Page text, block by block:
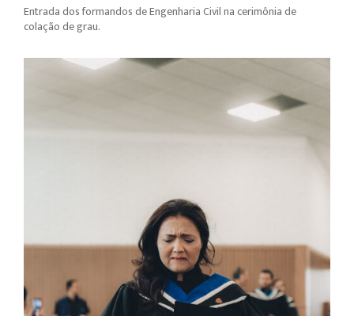
Entrada dos formandos de Engenharia Civil na cerimônia de
colação de grau.